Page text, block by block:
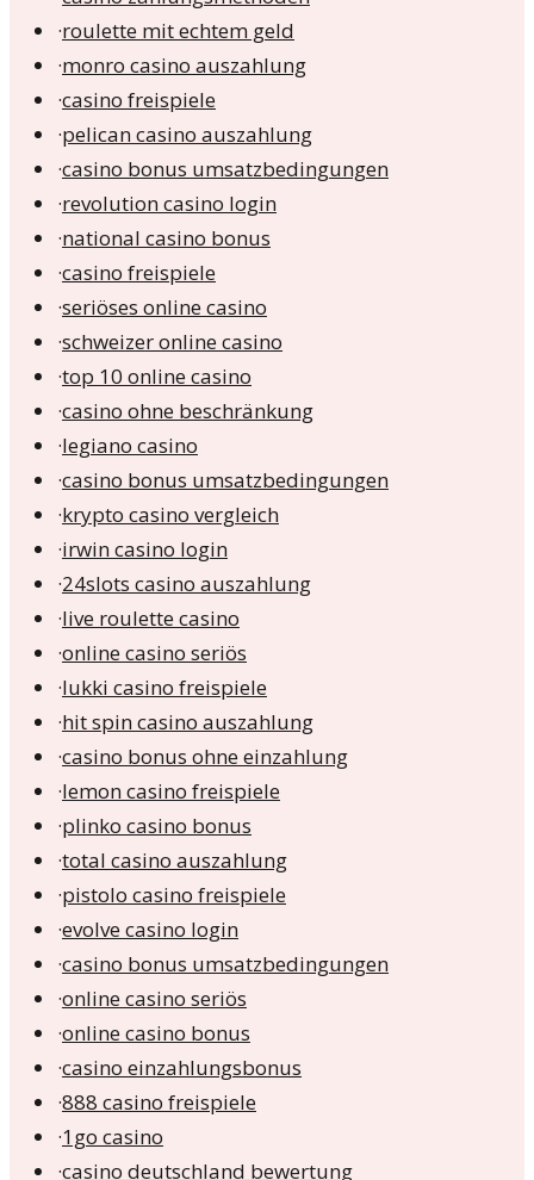
·roulette mit echtem geld
·monro casino auszahlung
·casino freispiele
·pelican casino auszahlung
·casino bonus umsatzbedingungen
·revolution casino login
·national casino bonus
·casino freispiele
·seriöses online casino
·schweizer online casino
·top 10 online casino
·casino ohne beschränkung
·legiano casino
·casino bonus umsatzbedingungen
·krypto casino vergleich
·irwin casino login
·24slots casino auszahlung
·live roulette casino
·online casino seriös
·lukki casino freispiele
·hit spin casino auszahlung
·casino bonus ohne einzahlung
·lemon casino freispiele
·plinko casino bonus
·total casino auszahlung
·pistolo casino freispiele
·evolve casino login
·casino bonus umsatzbedingungen
·online casino seriös
·online casino bonus
·casino einzahlungsbonus
·888 casino freispiele
·1go casino
·casino deutschland bewertung